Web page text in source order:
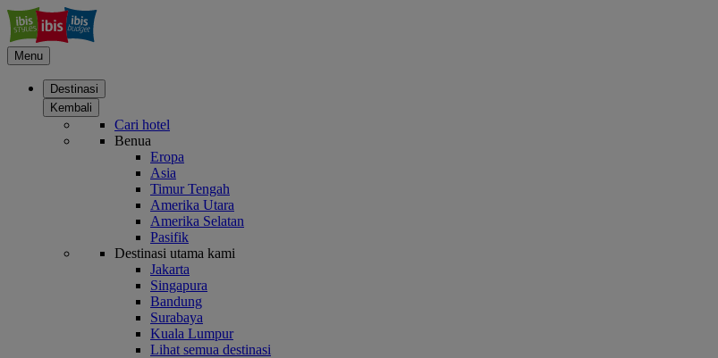
Menu
Destinasi
Kembali
Cari hotel
Benua
Eropa
Asia
Timur Tengah
Amerika Utara
Amerika Selatan
Pasifik
Destinasi utama kami
Jakarta
Singapura
Bandung
Surabaya
Kuala Lumpur
Lihat semua destinasi